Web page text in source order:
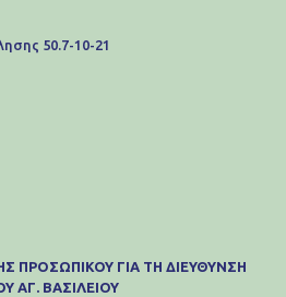
50.7-10-21
ΠΡΟΣΩΠΙΚΟΥ ΓΙΑ ΤΗ ΔΙΕΥΘΥΝΣΗ
ΑΓ. ΒΑΣΙΛΕΙΟΥ